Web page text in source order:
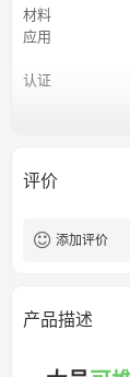
材料
应用
认证
宽度
厚度
评价
添加评价
产品描述